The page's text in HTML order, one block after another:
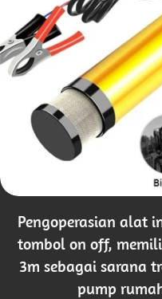
Pengoperasian alat
tombol on off,
3m sebagai sarana
pump